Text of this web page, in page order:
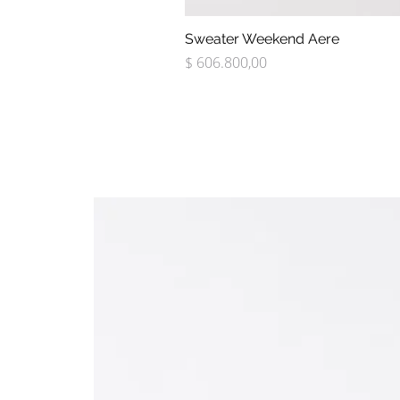
Sweater Weekend Aere
Precio
$ 606.800,00